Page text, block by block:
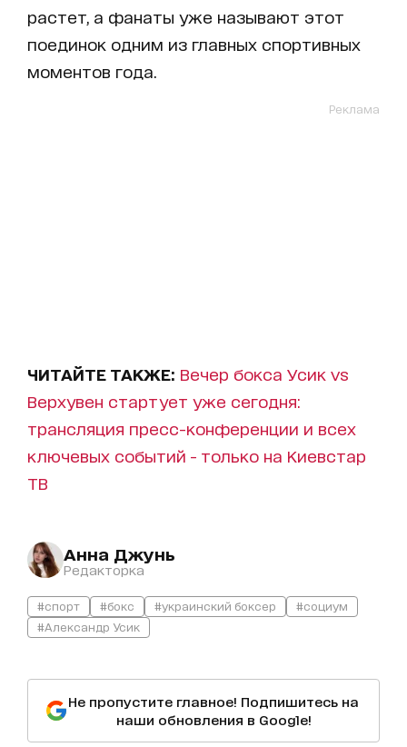
растет, а фанаты уже называют этот
поединок одним из главных спортивных
моментов года.
Реклама
ЧИТАЙТЕ ТАКЖЕ: Вечер бокса Усик vs
Верхувен стартует уже сегодня:
трансляция пресс-конференции и всех
ключевых событий - только на Киевстар
ТВ
Анна Джунь
Редакторка
#спорт #бокс #украинский боксер
#социум
#Александр Усик
Не пропустите главное! Подпишитесь на
наши обновления в Google!